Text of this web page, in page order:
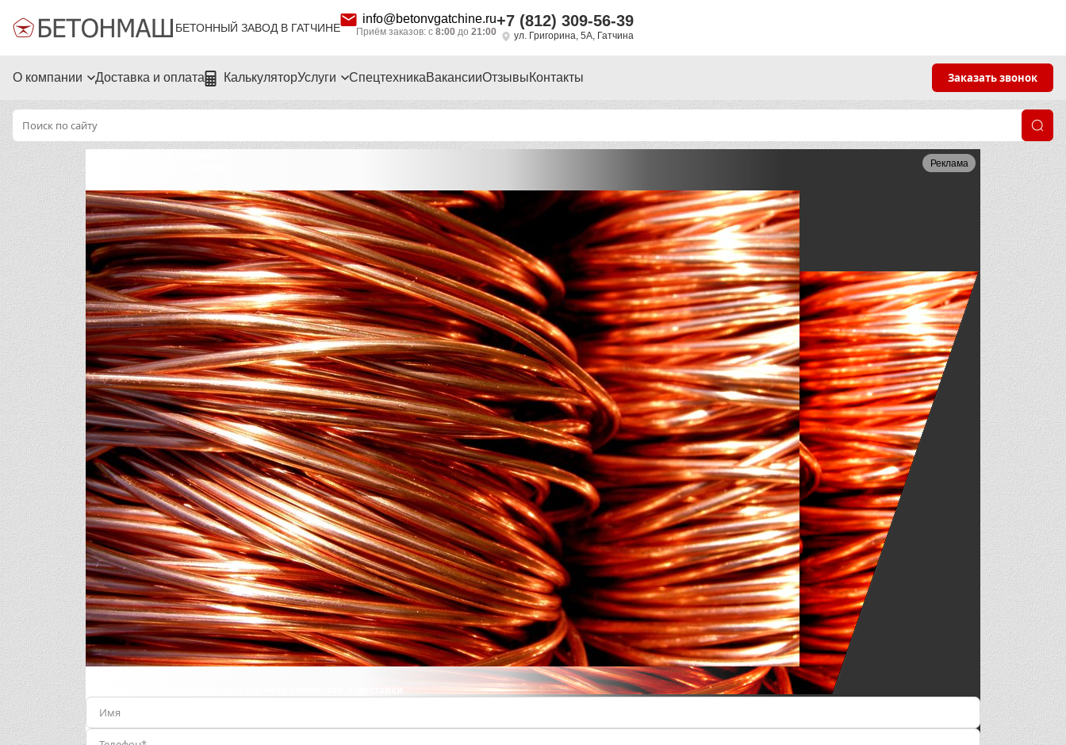
БЕТОННЫЙ ЗАВОД В ГАТЧИНЕ
info@betonvgatchine.ru
Приём заказов: с 8:00 до 21:00
+7 (812) 309-56-39
ул. Григорина, 5А, Гатчина
О компании Доставка и оплата КалькуляторУслуги СпецтехникаВакансииОтзывыКонтакты Заказать звонок
Реклама